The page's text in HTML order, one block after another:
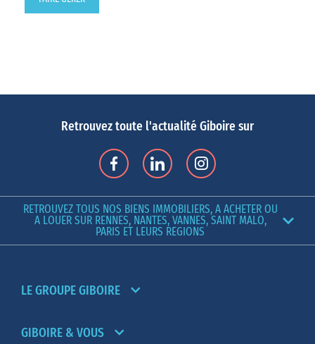
Retrouvez toute l'actualité Giboire sur
RETROUVEZ TOUS NOS BIENS IMMOBILIERS, A ACHETER OU
A LOUER SUR RENNES, NANTES, VANNES, SAINT MALO,
PARIS ET LEURS REGIONS
LE GROUPE GIBOIRE
GIBOIRE & VOUS